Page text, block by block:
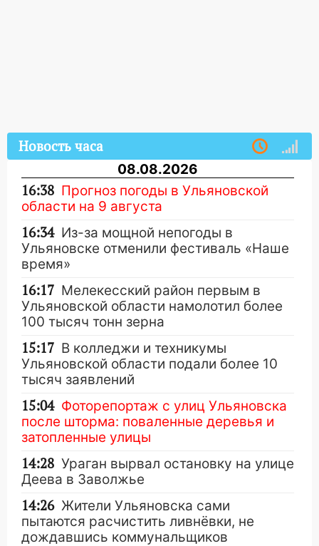
Новость часа
08.08.2026
16:38 Прогноз погоды в Ульяновской
области на 9 августа
16:34 Из-за мощной непогоды в
Ульяновске отменили фестиваль «Наше
время»
16:17 Мелекесский район первым в
Ульяновской области намолотил более
100 тысяч тонн зерна
15:17 В колледжи и техникумы
Ульяновской области подали более 10
тысяч заявлений
15:04 Фоторепортаж с улиц Ульяновска
после шторма: поваленные деревья и
затопленные улицы
14:28 Ураган вырвал остановку на улице
Деева в Заволжье
14:26 Жители Ульяновска сами
пытаются расчистить ливнёвки, не
дождавшись коммунальщиков